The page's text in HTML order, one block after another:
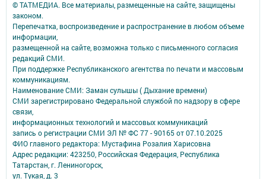
© ТАТМЕДИА. Все материалы, размещенные на сайте, защищены
законом.
Перепечатка, воспроизведение и распространение в любом объеме
информации,
размещенной на сайте, возможна только с письменного согласия
редакций СМИ.
При поддержке Республиканского агентства по печати и массовым
коммуникациям.
Наименование СМИ: Заман сулышы ( Дыхание времени)
СМИ зарегистрировано Федеральной службой по надзору в сфере
связи,
информационных технологий и массовых коммуникаций
запись о регистрации СМИ ЭЛ № ФС 77 - 90165 от 07.10.2025
ФИО главного редактора: Мустафина Розалия Харисовна
Адрес редакции: 423250, Российская Федерация, Республика
Татарстан, г. Лениногорск,
ул. Тукая, д. 3